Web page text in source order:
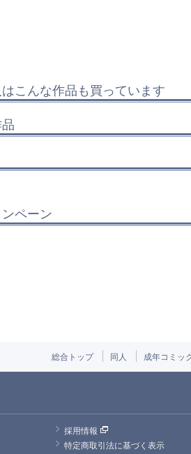
こんな作品も買っています
ペーン
総合トップ 同人 成年コミッ
採用情報
特定商取引法に基づく表示